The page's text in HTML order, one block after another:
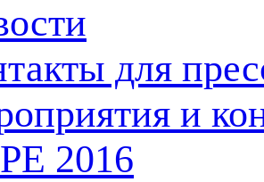
для
и
2016